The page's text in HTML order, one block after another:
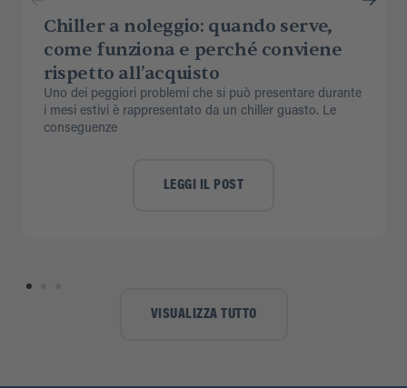
Chiller a noleggio: quando serve,
come funziona e perché conviene
rispetto all’acquisto
Uno dei peggiori problemi che si può presentare durante
i mesi estivi è rappresentato da un chiller guasto. Le
conseguenze
LEGGI IL POST
VISUALIZZA TUTTO